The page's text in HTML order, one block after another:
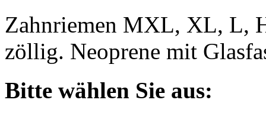
Zahnriemen MXL, XL, L,
zöllig. Neoprene mit
Bitte wählen Sie aus: